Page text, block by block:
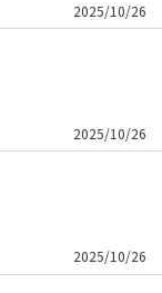
2025/10/26
2025/10/26
2025/10/26